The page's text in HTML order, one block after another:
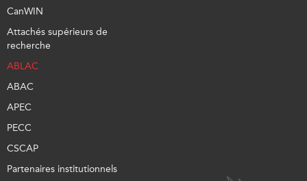
CanWIN
Attachés supérieurs de
recherche
ABLAC
ABAC
APEC
PECC
CSCAP
Partenaires institutionnels